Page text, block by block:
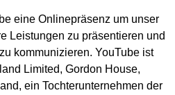
eine Onlinepräsenz um unser
Leistungen zu präsentieren und
kommunizieren. YouTube ist
Limited, Gordon House,
ein Tochterunternehmen der